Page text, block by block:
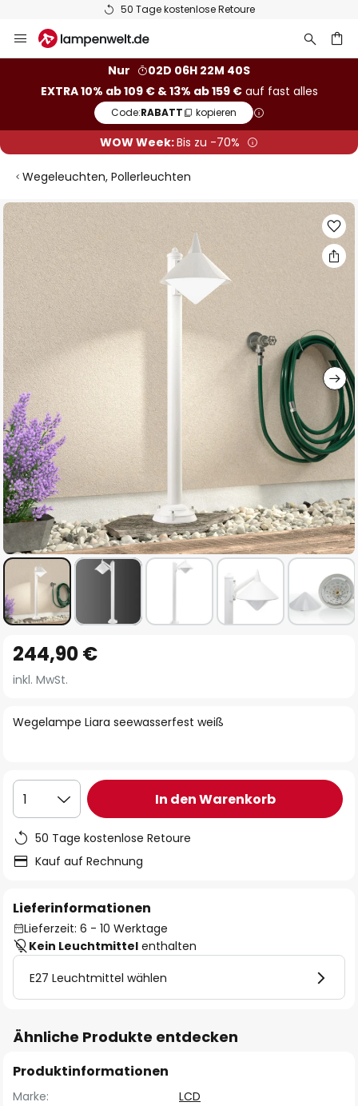
50 Tage kostenlose Retoure
Inhalt
Nur
02D 06H 22M 39S
EXTRA 10% ab 109 € & 13% ab 159 €auf fast alles
Code:RABATT kopieren
WOW Week:Bis zu -70%
Wegeleuchten, Pollerleuchten
Zum
Ende
der
Bildgalerie
springen
Anfang
der
springen
Wegelampe Liara seewasserfest weiß
244,90 €
inkl. MwSt.
1 In den Warenkorb
50 Tage kostenlose Retoure
Kauf auf Rechnung
Lieferinformationen
Lieferzeit: 6 - 10 Werktage
Kein Leuchtmittel enthalten
E27 Leuchtmittel wählen
Ähnliche Produkte entdecken
Produktinformationen
Marke:
LCD